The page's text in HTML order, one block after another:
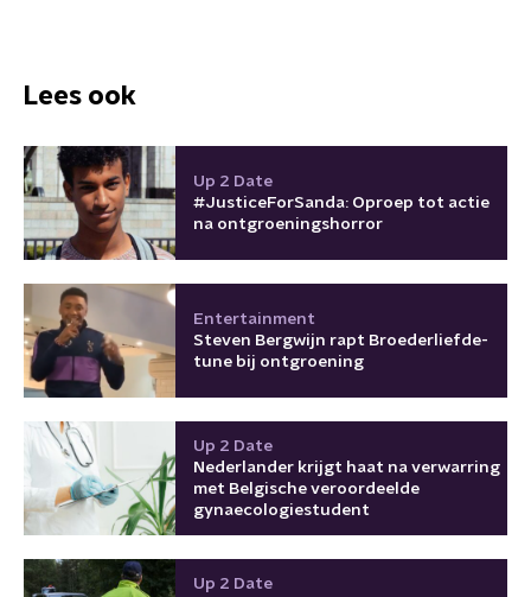
Lees ook
Up 2 Date
#JusticeForSanda: Oproep tot actie
na ontgroeningshorror
Entertainment
Steven Bergwijn rapt Broederliefde-
tune bij ontgroening
Up 2 Date
Nederlander krijgt haat na verwarring
met Belgische veroordeelde
gynaecologiestudent
Up 2 Date